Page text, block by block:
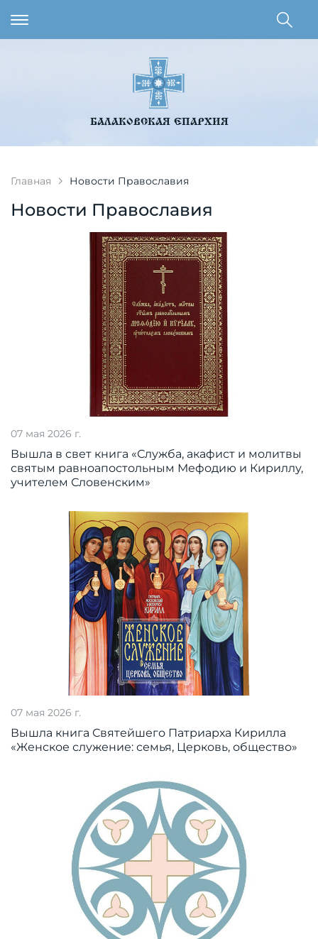
БАЛАКОВСКАЯ ЕПАРХИЯ
Главная Новости Православия
Новости Православия
07 мая 2026 г.
Вышла в свет книга «Служба, акафист и молитвы
святым равноапостольным Мефодию и Кириллу,
учителем Словенским»
07 мая 2026 г.
Вышла книга Святейшего Патриарха Кирилла
«Женское служение: семья, Церковь, общество»